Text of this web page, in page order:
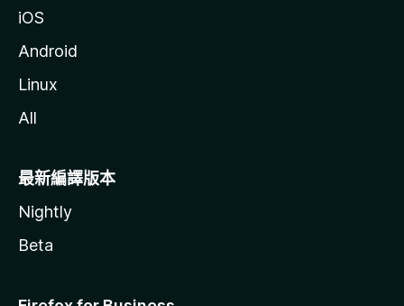
iOS
Android
Linux
All
最新編譯版本
Nightly
Beta